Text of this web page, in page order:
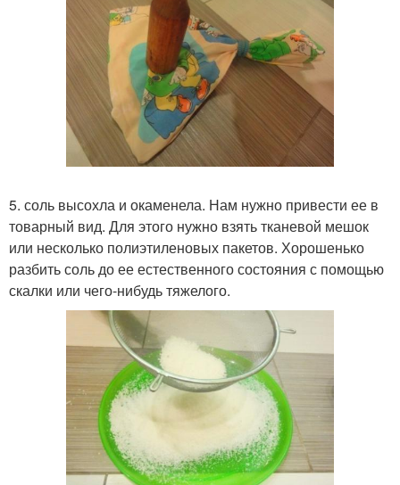
5. соль высохла и окаменела. Нам нужно привести ее в
товарный вид. Для этого нужно взять тканевой мешок
или несколько полиэтиленовых пакетов. Хорошенько
разбить соль до ее естественного состояния с помощью
скалки или чего-нибудь тяжелого.